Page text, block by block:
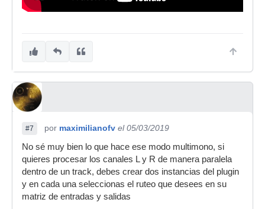
#7 por maximilianofv el 05/03/2019
No sé muy bien lo que hace ese modo multimono, si
quieres procesar los canales L y R de manera paralela
dentro de un track, debes crear dos instancias del plugin
y en cada una seleccionas el ruteo que desees en su
matriz de entradas y salidas